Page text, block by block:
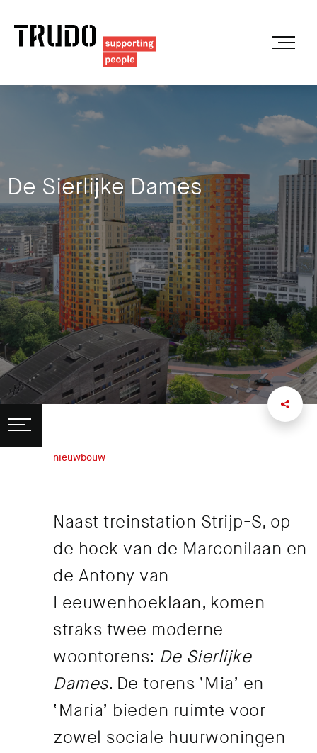
De Sierlijke Dames
nieuwbouw
Naast treinstation Strijp-S, op
de hoek van de Marconilaan en
de Antony van
Leeuwenhoeklaan, komen
straks twee moderne
woontorens: De Sierlijke
Dames. De torens ‘Mia’ en
‘Maria’ bieden ruimte voor
zowel sociale huurwoningen